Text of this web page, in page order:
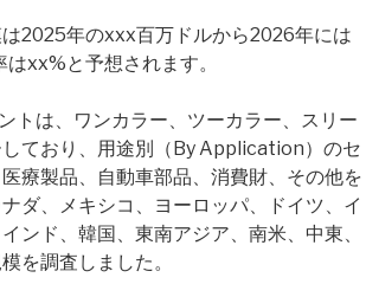
2025年のxxx百万ドルから2026年には
xx%と予想されます。
トは、ワンカラー、ツーカラー、スリー
ており、用途別（By Application）のセ
療製品、自動車部品、消費財、その他を
ダ、メキシコ、ヨーロッパ、ドイツ、イ
ンド、韓国、東南アジア、南米、中東、
を調査しました。